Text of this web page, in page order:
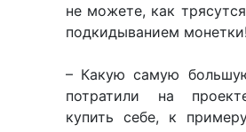
не можете, как
подкидыванием монетки!
– Какую самую
потратили на
купить себе, к